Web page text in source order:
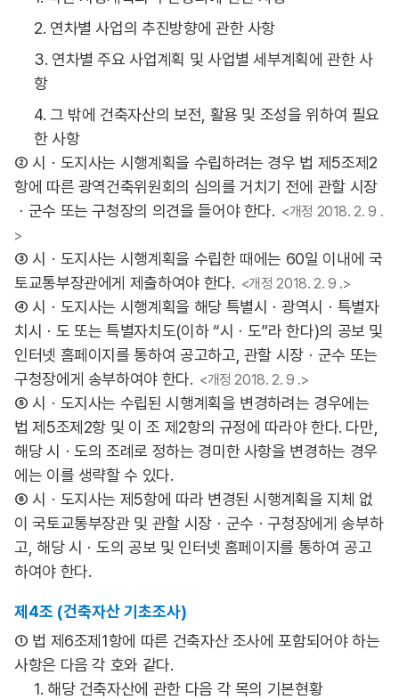
2. 연차별 사업의 추진방향에 관한 사항
3. 연차별 주요 사업계획 및 사업별 세부계획에 관한 사
항
4. 그 밖에 건축자산의 보전, 활용 및 조성을 위하여 필요
한 사항
② 시ㆍ도지사는 시행계획을 수립하려는 경우 법 제5조제2
항에 따른 광역건축위원회의 심의를 거치기 전에 관할 시장
ㆍ군수 또는 구청장의 의견을 들어야 한다. <개정 2018. 2. 9 .
>
③ 시ㆍ도지사는 시행계획을 수립한 때에는 60일 이내에 국
토교통부장관에게 제출하여야 한다. <개정 2018. 2. 9 .>
④ 시ㆍ도지사는 시행계획을 해당 특별시ㆍ광역시ㆍ특별자
치시ㆍ도 또는 특별자치도(이하 “시ㆍ도”라 한다)의 공보 및
인터넷 홈페이지를 통하여 공고하고, 관할 시장ㆍ군수 또는
구청장에게 송부하여야 한다. <개정 2018. 2. 9 .>
⑤ 시ㆍ도지사는 수립된 시행계획을 변경하려는 경우에는
법 제5조제2항 및 이 조 제2항의 규정에 따라야 한다. 다만,
해당 시ㆍ도의 조례로 정하는 경미한 사항을 변경하는 경우
에는 이를 생략할 수 있다.
⑥ 시ㆍ도지사는 제5항에 따라 변경된 시행계획을 지체 없
이 국토교통부장관 및 관할 시장ㆍ군수ㆍ구청장에게 송부하
고, 해당 시ㆍ도의 공보 및 인터넷 홈페이지를 통하여 공고
하여야 한다.
제4조 (건축자산 기초조사)
① 법 제6조제1항에 따른 건축자산 조사에 포함되어야 하는
사항은 다음 각 호와 같다.
1. 해당 건축자산에 관한 다음 각 목의 기본현황